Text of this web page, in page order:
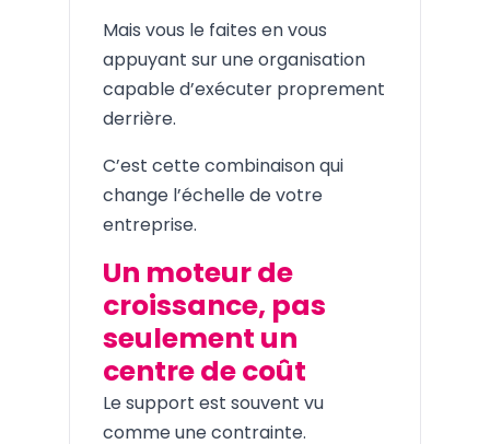
Mais vous le faites en vous
appuyant sur une organisation
capable d’exécuter proprement
derrière.
C’est cette combinaison qui
change l’échelle de votre
entreprise.
Un moteur de
croissance, pas
seulement un
centre de coût
Le support est souvent vu
comme une contrainte.